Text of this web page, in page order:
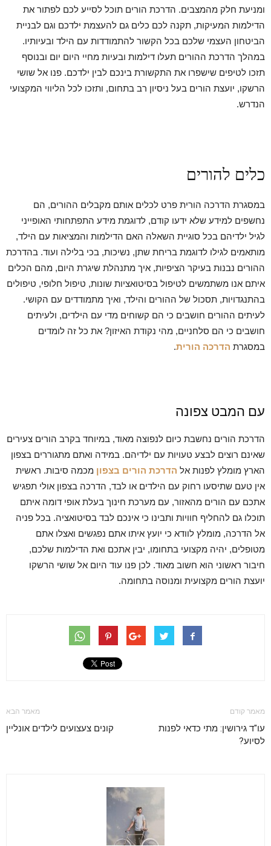
ומניעת חלק מהמצבים. הדרכת הורים תוכל לסייע לכם לפתור את
הדילמות המעיקות, תקנה לכם כלים גם להעצמת ילדכם וגם לבניית
הביטחון העצמי שלכם בכל הקשור להתמודדות עם הילד ובעיותיו.
במהלך הדרכת ההורים תעלו דילמות ובעיות מחיי היום יום ובנוסף
תזכו לטיפים שישפרו את התקשורת בינכם לבין ילדכם. פנו אל שושי
הרשקו, יועצת הורים בעל ניסיון רב בתחום, ותזכו לכל הליווי המקצועי
הנדרש.
כלים להורים
במסגרת הדרכה הורית פרט לכלים אותם מקבלים ההורים, הם
נחשפים למידע שלא ידעו קודם, לדוגמת מידע התפתחותי האופייני
לגיל ילדיהם בכל סוגיית השאלה האם הדילמות והמציאות עם הילד,
מותאמים לגילו לדוגמת בריחת שתן, נשיכות, בכי בלילה ועוד. בהדרכת
ההורים נבנות בעיקר הציפיות, איך מתנהלת שיגרת היום, מהם הכלים
איתם אנו משתמשים לטיפול בסיטואציות שונות, טיפול חלופי, טיפולים
בהתנגדויות, תסכול של ההורים והילד, ואיך מתמודדים עם הקושי.
לעיתים ההורים חושבים כי הם קשוחים מדי עם הילדים, ולעיתים
חושבים כי הם סלחניים, מהי נקודת האיזון? את כל זה לומדים
במסגרת הדרכה הורית.
עם המבט צפונה
הדרכת הורים נחשבת כיום לנפוצה מאוד, במיוחד בקרב הורים צעירים
שאינם רוצים לבצע טעויות עם ילדיהם. במידה ואתם מתגוררים בצפון
הארץ מומלץ לפנות אל הדרכת הורים בצפון מכמה סיבות. ראשית
אין טעם שתיסעו רחוק עם הילדים או לבד, הדרכה בצפון אולי תפגיש
אתכם עם הורים מהאזור, עם מערכת חינוך בעלת אופי דומה איתם
תוכלו גם להחליף חוויות ותבינו כי אינכם לבד בסיטואציה. בכל פניה
אל הדרכה, מומלץ לוודא כי יועץ איתו אתם נפגשים ואצלו אתם
מטופלים, יהיה מקצועי בתחומו, יבין אתכם ואת הדילמות שלכם,
חיבור ראשוני הוא חשוב מאוד. לכן פנו עוד היום אל שושי הרשקו
יועצת הורים מקצועית ומנוסה בתחומה.
מאמר קודם
עו"ד גירושין: מתי כדאי לפנות
לסיוע?
מאמר הבא
קונים צעצועים לילדים אונליין